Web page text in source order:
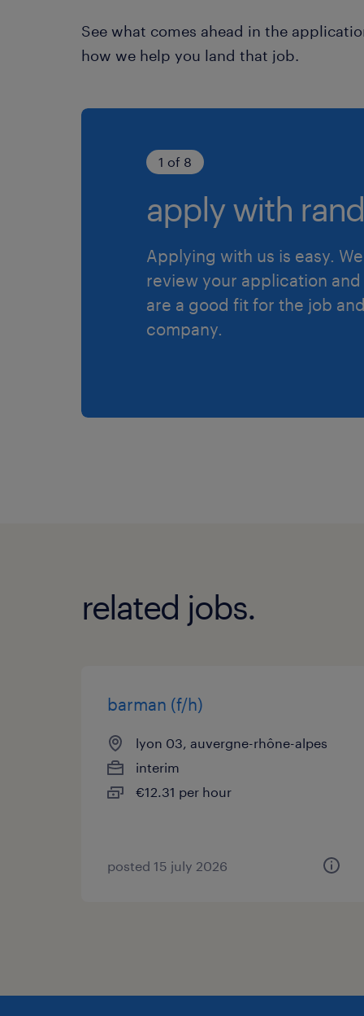
See what comes ahead in the
how we help you land that job.
1 of 8
apply with
Applying with us is easy.
review your application
are a good fit for the job
company.
related jobs.
barman (f/h)
lyon 03, auvergne-rhône-alpes
interim
€12.31 per hour
posted 15 july 2026